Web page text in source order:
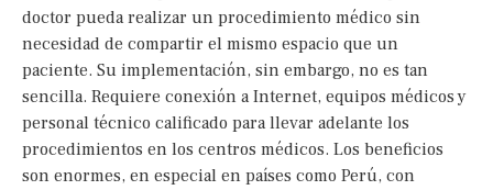
doctor pueda realizar un procedimiento médico sin
necesidad de compartir el mismo espacio que un
paciente. Su implementación, sin embargo, no es tan
sencilla. Requiere conexión a Internet, equipos médicos y
personal técnico calificado para llevar adelante los
procedimientos en los centros médicos. Los beneficios
son enormes, en especial en países como Perú, con